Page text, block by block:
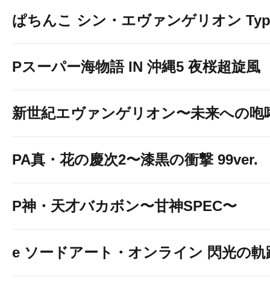
ぱちんこ シン・エヴァンゲリオン
Pスーパー海物語 IN 沖縄5 夜桜超旋風
新世紀エヴァンゲリオン〜未来への咆
PA真・花の慶次2〜漆黒の衝撃 99ver.
P神・天才バカボン〜甘神SPEC〜
e ソードアート・オンライン 閃光の軌